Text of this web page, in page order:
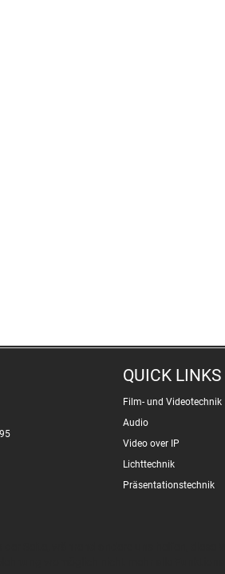
QUICK LINKS
Film- und Videotechnik
Audio
Video over IP
Lichttechnik
Präsentationstechnik
Seite, während andere uns helfen,